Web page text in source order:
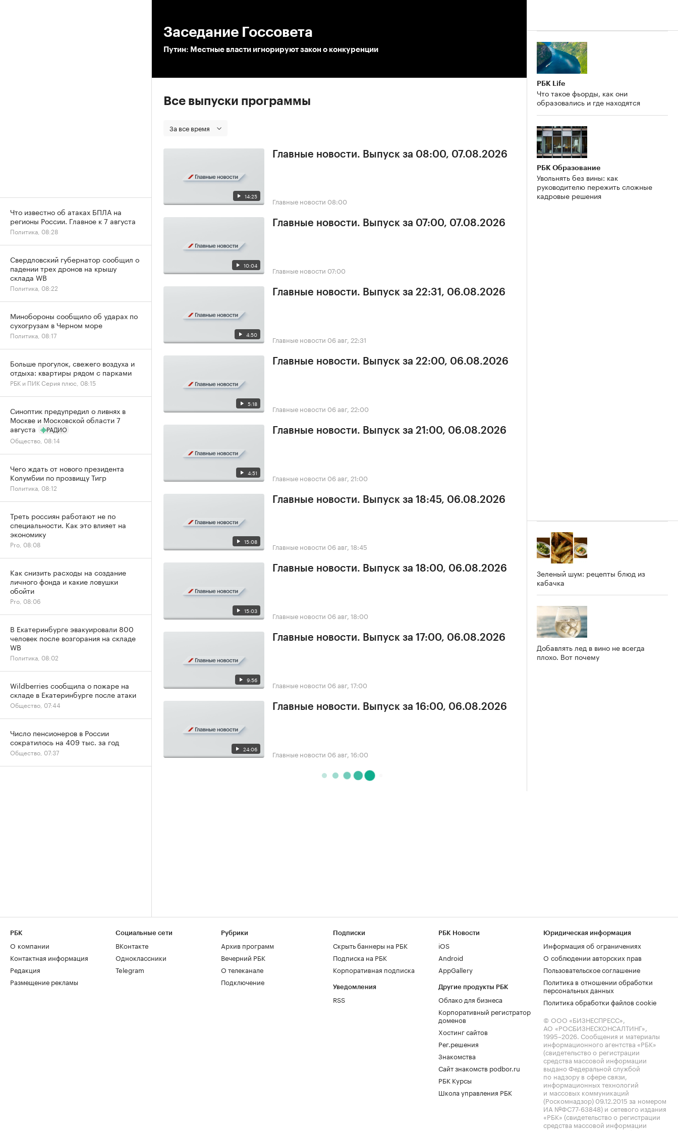
Заседание Госсовета
Путин: Местные власти игнорируют закон о конкуренции
Все выпуски программы
За все время
14:25
Главные новости. Выпуск за 08:00, 07.08.2026
Главные новости 08:00
10:04
Главные новости. Выпуск за 07:00, 07.08.2026
Главные новости 07:00
4:50
Главные новости. Выпуск за 22:31, 06.08.2026
Главные новости 06 авг, 22:31
5:18
Главные новости. Выпуск за 22:00, 06.08.2026
Главные новости 06 авг, 22:00
4:51
Главные новости. Выпуск за 21:00, 06.08.2026
Главные новости 06 авг, 21:00
15:08
Главные новости. Выпуск за 18:45, 06.08.2026
Главные новости 06 авг, 18:45
15:03
Главные новости. Выпуск за 18:00, 06.08.2026
Главные новости 06 авг, 18:00
9:56
Главные новости. Выпуск за 17:00, 06.08.2026
Главные новости 06 авг, 17:00
24:06
Главные новости. Выпуск за 16:00, 06.08.2026
Главные новости 06 авг, 16:00
РБК Life
Что такое фьорды, как они
образовались и где находятся
РБК Образование
Увольнять без вины: как
руководителю пережить сложные
кадровые решения
Зеленый шум: рецепты блюд из
кабачка
Добавлять лед в вино не всегда
плохо. Вот почему
Что известно об атаках БПЛА на
регионы России. Главное к 7 августа
Политика, 08:28
Свердловский губернатор сообщил о
падении трех дронов на крышу
склада WB
Политика, 08:22
Минобороны сообщило об ударах по
сухогрузам в Черном море
Политика, 08:17
Больше прогулок, свежего воздуха и
отдыха: квартиры рядом с парками
РБК и ПИК Серия плюс, 08:15
Синоптик предупредил о ливнях в
Москве и Московской области 7
августа
РАДИО
Общество, 08:14
Чего ждать от нового президента
Колумбии по прозвищу Тигр
Политика, 08:12
Треть россиян работают не по
специальности. Как это влияет на
экономику
Pro, 08:08
Как снизить расходы на создание
личного фонда и какие ловушки
обойти
Pro, 08:06
В Екатеринбурге эвакуировали 800
человек после возгорания на складе
WB
Политика, 08:02
Wildberries сообщила о пожаре на
складе в Екатеринбурге после атаки
Общество, 07:44
Число пенсионеров в России
сократилось на 409 тыс. за год
Общество, 07:37
РБК
О компании
Контактная информация
Редакция
Размещение рекламы
Социальные сети
ВКонтакте
Одноклассники
Telegram
Рубрики
Архив программ
Вечерний РБК
О телеканале
Подключение
Подписки
Скрыть баннеры на РБК
Подписка на РБК
Корпоративная подписка
Уведомления
RSS
РБК Новости
iOS
Android
AppGallery
Другие продукты РБК
Облако для бизнеса
Корпоративный регистратор
доменов
Хостинг сайтов
Рег.решения
Знакомства
Сайт знакомств podbor.ru
РБК Курсы
Школа управления РБК
Юридическая информация
Информация об ограничениях
О соблюдении авторских прав
Пользовательское соглашение
Политика в отношении обработки
персональных данных
Политика обработки файлов cookie
© ООО «БИЗНЕСПРЕСС»,
АО «РОСБИЗНЕСКОНСАЛТИНГ»,
1995–2026. Сообщения и материалы
информационного агентства «РБК»
(свидетельство о регистрации
средства массовой информации
выдано Федеральной службой
по надзору в сфере связи,
информационных технологий
и массовых коммуникаций
(Роскомнадзор) 09.12.2015 за номером
ИА №ФС77-63848) и сетевого издания
«РБК» (свидетельство о регистрации
средства массовой информации